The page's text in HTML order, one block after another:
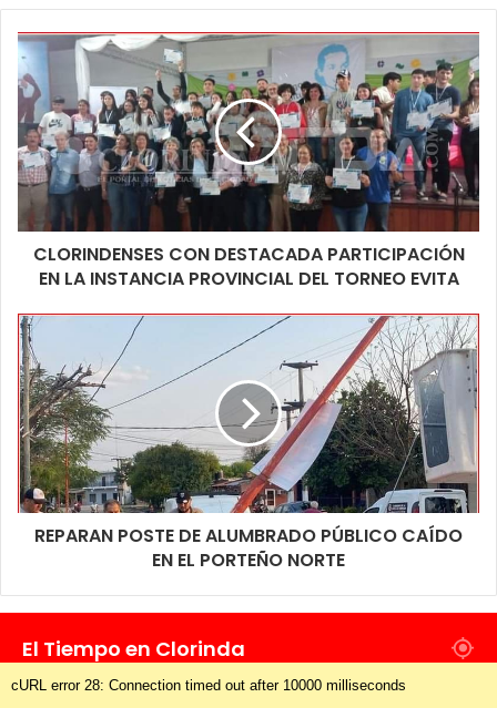
CLORINDENSES CON DESTACADA PARTICIPACIÓN
EN LA INSTANCIA PROVINCIAL DEL TORNEO EVITA
REPARAN POSTE DE ALUMBRADO PÚBLICO CAÍDO
EN EL PORTEÑO NORTE
El Tiempo en Clorinda
cURL error 28: Connection timed out after 10000 milliseconds